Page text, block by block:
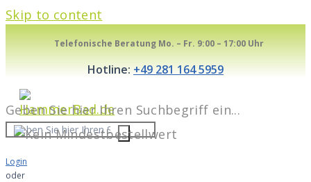
Skip to content
Telefonische Beratung Mo. – Fr. 9:00 – 17:00 Uhr
Hotline:+49 281 164 5959
Geben Sie hier Ihren Suchbegriff ein...
Login
oder